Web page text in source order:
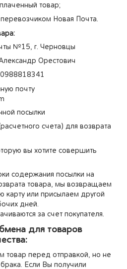
товар;
Новая Почта.
№15, г. Черновцы
Орестович
почту
посылки
счета) для возврата
вы хотите совершить
содержания посылки на
товара, мы возвращаем
карту или присылаем другой
дней.
за счет покупателя.
для товаров
товар перед отправкой, но не
Если Вы получили